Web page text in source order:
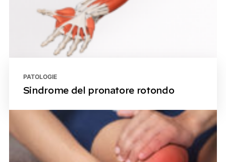
PATOLOGIE
Sindrome del pronatore rotondo